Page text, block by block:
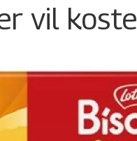
vil